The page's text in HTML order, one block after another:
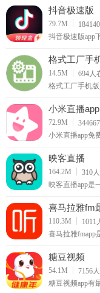
手机上用耳朵“
抖音极速版
79.7M 184140
抖音极速版app
包，看的越多
格式工厂手
14.5M 694人
格式工厂手机
面上大部分的
MKV，MP3，
支持设置输出
小米直播app
72.9M 344667
小米直播app免
小米直播就是
映客直播
164.2M 310
映客直播app是
免费，全天二
喜马拉雅fm
110.3M 1011
喜马拉雅fmapp
段子笑话、英
糖豆视频
54.1M 7156
糖豆视频app有